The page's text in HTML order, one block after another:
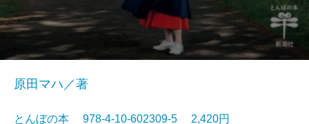
原田マハ／著
とんぼの本 978-4-10-602309-5 2,420円